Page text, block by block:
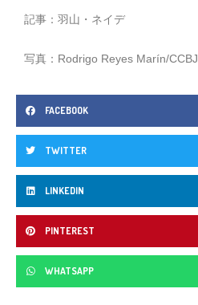
記事：羽山・ネイデ
写真：Rodrigo Reyes Marín/CCBJ
FACEBOOK
TWITTER
LINKEDIN
PINTEREST
WHATSAPP